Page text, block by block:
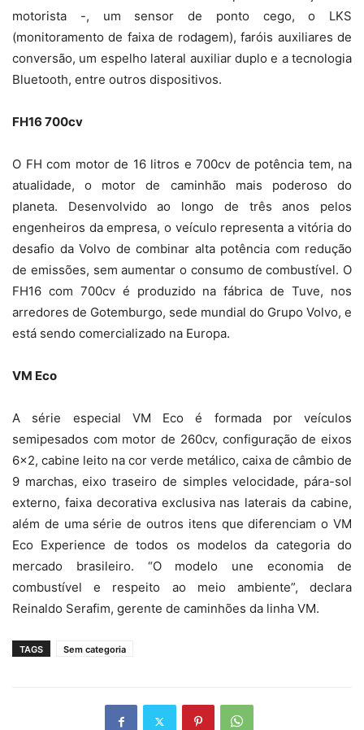
motorista -, um sensor de ponto cego, o LKS
(monitoramento de faixa de rodagem), faróis auxiliares de
conversão, um espelho lateral auxiliar duplo e a tecnologia
Bluetooth, entre outros dispositivos.
FH16 700cv
O FH com motor de 16 litros e 700cv de potência tem, na
atualidade, o motor de caminhão mais poderoso do
planeta. Desenvolvido ao longo de três anos pelos
engenheiros da empresa, o veículo representa a vitória do
desafio da Volvo de combinar alta potência com redução
de emissões, sem aumentar o consumo de combustível. O
FH16 com 700cv é produzido na fábrica de Tuve, nos
arredores de Gotemburgo, sede mundial do Grupo Volvo, e
está sendo comercializado na Europa.
VM Eco
A série especial VM Eco é formada por veículos
semipesados com motor de 260cv, configuração de eixos
6×2, cabine leito na cor verde metálico, caixa de câmbio de
9 marchas, eixo traseiro de simples velocidade, pára-sol
externo, faixa decorativa exclusiva nas laterais da cabine,
além de uma série de outros itens que diferenciam o VM
Eco Experience de todos os modelos da categoria do
mercado brasileiro. “O modelo une economia de
combustível e respeito ao meio ambiente”, declara
Reinaldo Serafim, gerente de caminhões da linha VM.
TAGS Sem categoria